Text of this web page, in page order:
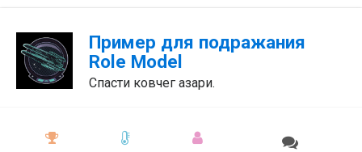
Пример для подражания
Role Model
Спасти ковчег азари.